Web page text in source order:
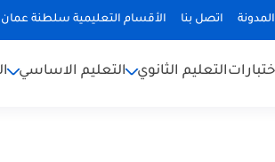
اتصل بنا الأقسام التعليمية سلطنة عمان
التعليم الثانوي التعليم الاساسي